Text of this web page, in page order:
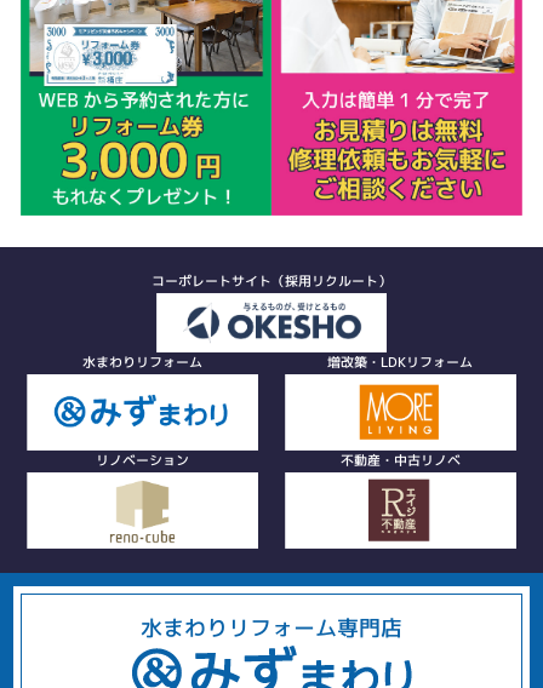
コーポレートサイト（採用リクルート）
水まわりリフォーム 増改築・LDKリフォーム
リノベーション 不動産・中古リノベ
水まわりリフォーム専門店